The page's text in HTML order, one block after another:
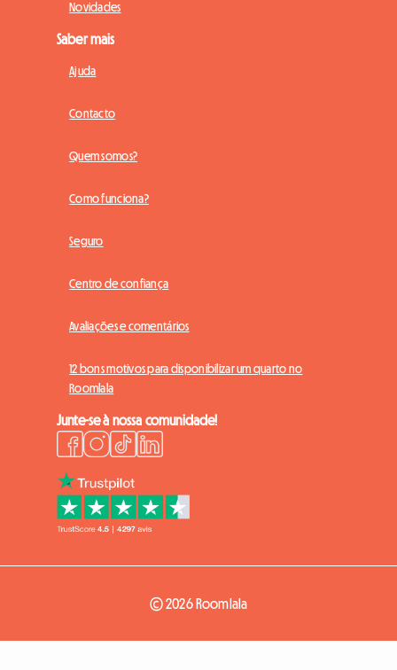
Novidades
Saber mais
Ajuda
Contacto
Quem somos?
Como funciona?
Seguro
Centro de confiança
Avaliações e comentários
12 bons motivos para disponibilizar um quarto no
Roomlala
Junte-se à nossa comunidade!
© 2026 Roomlala